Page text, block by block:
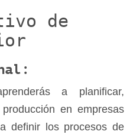
de
a planificar,
en empresas
definir los procesos de